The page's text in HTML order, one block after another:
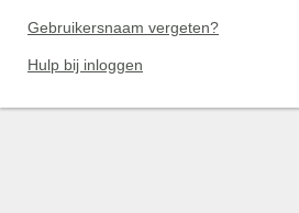
Gebruikersnaam vergeten?
Hulp bij inloggen